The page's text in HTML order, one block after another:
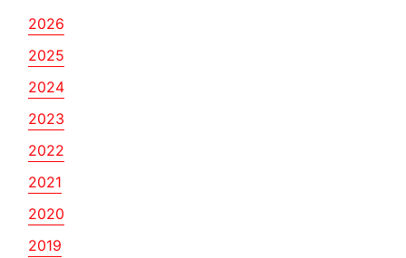
2026
2025
2024
2023
2022
2021
2020
2019